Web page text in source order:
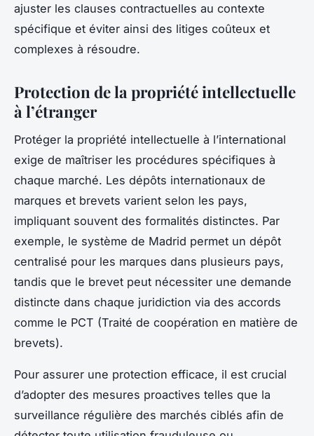
ajuster les clauses contractuelles au contexte
spécifique et éviter ainsi des litiges coûteux et
complexes à résoudre.
Protection de la propriété intellectuelle
à l’étranger
Protéger la propriété intellectuelle à l’international
exige de maîtriser les procédures spécifiques à
chaque marché. Les dépôts internationaux de
marques et brevets varient selon les pays,
impliquant souvent des formalités distinctes. Par
exemple, le système de Madrid permet un dépôt
centralisé pour les marques dans plusieurs pays,
tandis que le brevet peut nécessiter une demande
distincte dans chaque juridiction via des accords
comme le PCT (Traité de coopération en matière de
brevets).
Pour assurer une protection efficace, il est crucial
d’adopter des mesures proactives telles que la
surveillance régulière des marchés ciblés afin de